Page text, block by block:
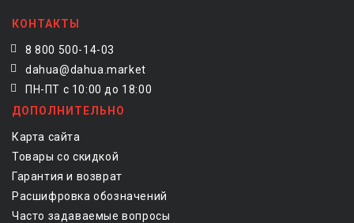
КОНТАКТЫ
8 800 500-14-03
dahua@dahua.market
ПН-ПТ с 10:00 до 18:00
ДОПОЛНИТЕЛЬНО
Карта сайта
Товары со скидкой
Гарантия и возврат
Расшифровка обозначений
Часто задаваемые вопросы